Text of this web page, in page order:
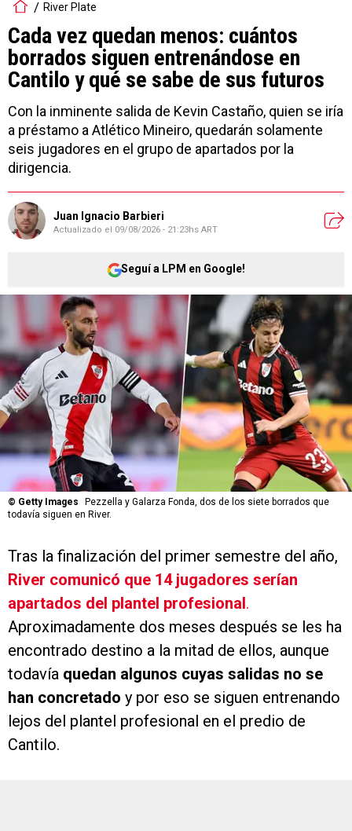
River Plate
Cada vez quedan menos: cuántos
borrados siguen entrenándose en
Cantilo y qué se sabe de sus futuros
Con la inminente salida de Kevin Castaño, quien se iría
a préstamo a Atlético Mineiro, quedarán solamente
seis jugadores en el grupo de apartados por la
dirigencia.
Juan Ignacio Barbieri
Actualizado el 09/08/2026 - 21:23hs ART
Seguí a LPM en Google!
© Getty Images
Pezzella y Galarza Fonda, dos de los siete borrados que
todavía siguen en River.
Tras la finalización del primer semestre del año,
River comunicó que 14 jugadores serían
apartados del plantel profesional.
Aproximadamente dos meses después se les ha
encontrado destino a la mitad de ellos, aunque
todavía quedan algunos cuyas salidas no se
han concretado y por eso se siguen entrenando
lejos del plantel profesional en el predio de
Cantilo.